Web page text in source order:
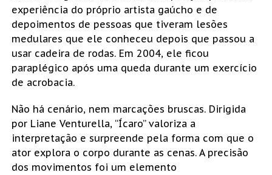
experiência do próprio artista gaúcho e de
depoimentos de pessoas que tiveram lesões
medulares que ele conheceu depois que passou a
usar cadeira de rodas. Em 2004, ele ficou
paraplégico após uma queda durante um exercício
de acrobacia.
Não há cenário, nem marcações bruscas. Dirigida
por Liane Venturella, “Ícaro” valoriza a
interpretação e surpreende pela forma com que o
ator explora o corpo durante as cenas. A precisão
dos movimentos foi um elemento